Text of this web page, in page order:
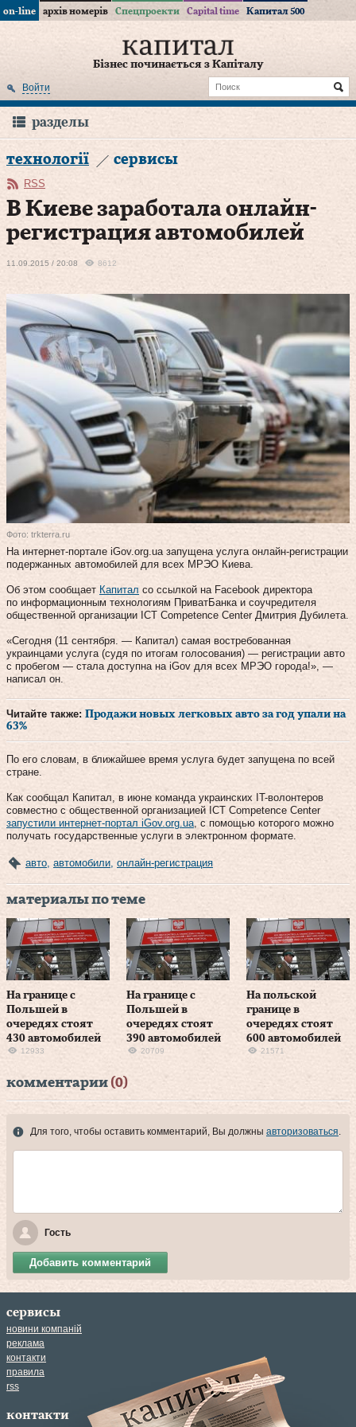
on-line архів номерів Спецпроекти Capital time Капитал 500
Бізнес починається з Капіталу
Войти
разделы
технології сервисы
RSS
В Киеве заработала онлайн-
регистрация автомобилей
11.09.2015 / 20:08 8612
Фото: trkterra.ru
На интернет-портале iGov.org.ua запущена услуга онлайн-регистрации
подержанных автомобилей для всех МРЭО Киева.
Об этом сообщает Капитал со ссылкой на Facebook директора
по информационным технологиям ПриватБанка и соучредителя
общественной организации ICT Competence Center Дмитрия Дубилета.
«Сегодня (11 сентября. — Капитал) самая востребованная
украинцами услуга (судя по итогам голосования) — регистрации авто
с пробегом — стала доступна на iGov для всех МРЭО города!», —
написал он.
Читайте также: Продажи новых легковых авто за год упали на
63%
По его словам, в ближайшее время услуга будет запущена по всей
стране.
Как сообщал Капитал, в июне команда украинских IT-волонтеров
совместно с общественной организацией ICT Competence Center
запустили интернет-портал iGov.org.ua, с помощью которого можно
получать государственные услуги в электронном формате.
авто, автомобили, онлайн-регистрация
материалы по теме
На границе с
Польшей в
очередях стоят
430 автомобилей
12933
На границе с
Польшей в
очередях стоят
390 автомобилей
20709
На польской
границе в
очередях стоят
600 автомобилей
21571
комментарии (0)
Для того, чтобы оставить комментарий, Вы должны авторизоваться.
Гость
Добавить комментарий
сервисы
новини компаній
реклама
контакти
правила
rss
контакти